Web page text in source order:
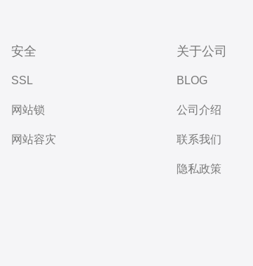
安全
SSL
网站锁
网站容灾
关于公司
BLOG
公司介绍
联系我们
隐私政策